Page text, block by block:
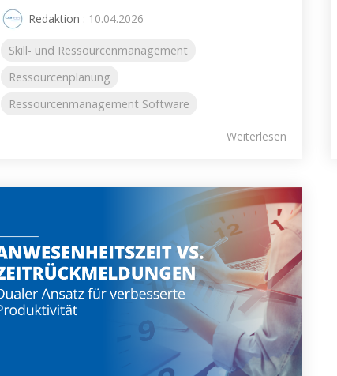
Redaktion : 10.04.2026
Skill- und Ressourcenmanagement
Ressourcenplanung
Ressourcenmanagement Software
Weiterlesen